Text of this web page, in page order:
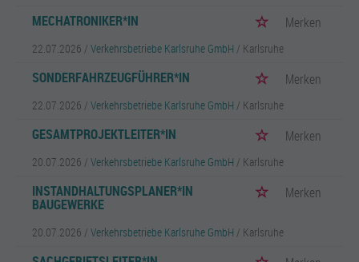
MECHATRONIKER*IN Merken
22.07.2026 / Verkehrsbetriebe Karlsruhe GmbH / Karlsruhe
SONDERFAHRZEUGFÜHRER*IN Merken
22.07.2026 / Verkehrsbetriebe Karlsruhe GmbH / Karlsruhe
GESAMTPROJEKTLEITER*IN Merken
20.07.2026 / Verkehrsbetriebe Karlsruhe GmbH / Karlsruhe
INSTANDHALTUNGSPLANER*IN
BAUGEWERKE
Merken
20.07.2026 / Verkehrsbetriebe Karlsruhe GmbH / Karlsruhe